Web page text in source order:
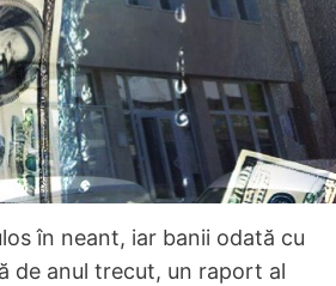
în neant, iar banii odată cu
de anul trecut, un raport al